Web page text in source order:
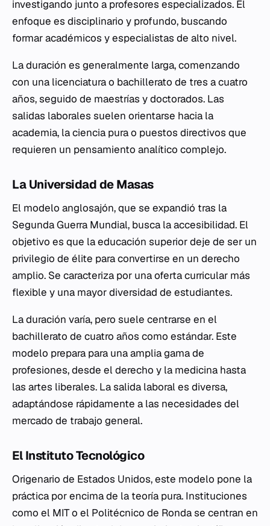
investigando junto a profesores especializados. El
enfoque es disciplinario y profundo, buscando
formar académicos y especialistas de alto nivel.
La duración es generalmente larga, comenzando
con una licenciatura o bachillerato de tres a cuatro
años, seguido de maestrías y doctorados. Las
salidas laborales suelen orientarse hacia la
academia, la ciencia pura o puestos directivos que
requieren un pensamiento analítico complejo.
La Universidad de Masas
El modelo anglosajón, que se expandió tras la
Segunda Guerra Mundial, busca la accesibilidad. El
objetivo es que la educación superior deje de ser un
privilegio de élite para convertirse en un derecho
amplio. Se caracteriza por una oferta curricular más
flexible y una mayor diversidad de estudiantes.
La duración varía, pero suele centrarse en el
bachillerato de cuatro años como estándar. Este
modelo prepara para una amplia gama de
profesiones, desde el derecho y la medicina hasta
las artes liberales. La salida laboral es diversa,
adaptándose rápidamente a las necesidades del
mercado de trabajo general.
El Instituto Tecnológico
Origenario de Estados Unidos, este modelo pone la
práctica por encima de la teoría pura. Instituciones
como el MIT o el Politécnico de Ronda se centran en